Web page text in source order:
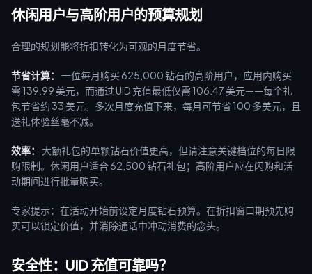
休闲用户与高阶用户的预算规划
合理的规划能将折扣转化为可观的月度节省。
节省计算：
一位每月购买 625,000 钻石的高阶用户，应用内购买
需 139.99 美元，而通过 UID 充值最低仅需 106.47 美元——每个礼
包节省约 33 美元。多次月度充值下来，每月可节省 100 多美元，且
送礼体验丝毫不减。
效率：
大额礼包的单颗钻石价值更高，但请注意关键档位的每日限
购限制。休闲用户适合 62,500 钻石礼包；高阶用户应在闪购和活
动期间进行批量购买。
专家提示：在活动开始前设定月度钻石预算。在折扣窗口期预先购
买可以锁定价值，并消除通话中冲动消费的念头。
安全性：UID 充值可靠吗？